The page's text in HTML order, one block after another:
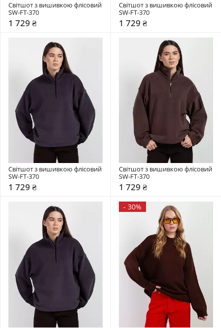
Світшот з вишивкою флісовий
SW-FT-370
1 729 ₴
Світшот з вишивкою флісовий
SW-FT-370
1 729 ₴
Світшот з вишивкою флісовий
SW-FT-370
1 729 ₴
Світшот з вишивкою флісовий
SW-FT-370
1 729 ₴
- 30%